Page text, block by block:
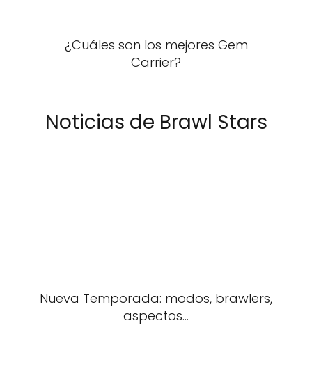
¿Cuáles son los mejores Gem
Carrier?
Noticias de Brawl Stars
Nueva Temporada: modos, brawlers,
aspectos...